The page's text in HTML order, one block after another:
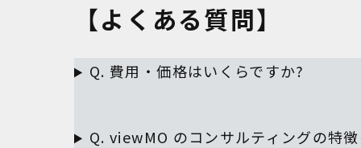
【よくある質問】
Q. 費用・価格はいくらですか?
Q. viewMO のコンサルティングの特